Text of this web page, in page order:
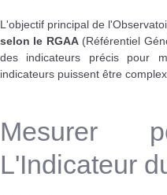
L'objectif principal de
selon le RGAA(Référentiel
des indicateurs précis pour
indicateurs puissent être
Mesurer
L'Indicateur